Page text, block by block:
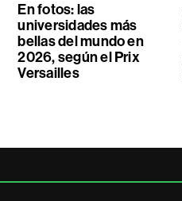
En fotos: las
universidades más
bellas del mundo en
2026, según el Prix
Versailles